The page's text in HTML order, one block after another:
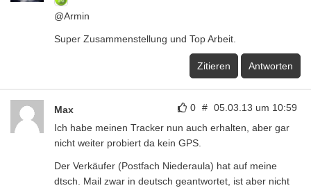
@Armin
Super Zusammenstellung und Top Arbeit.
Zitieren Antworten
0 # 05.03.13 um 10:59
Max
Ich habe meinen Tracker nun auch erhalten, aber gar
nicht weiter probiert da kein GPS.
Der Verkäufer (Postfach Niederaula) hat auf meine
dtsch. Mail zwar in deutsch geantwortet, ist aber nicht